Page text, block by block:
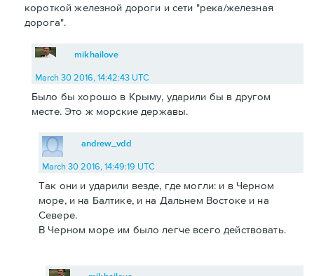
короткой железной дороги и сети "река/железная
дорога".
mikhailove
March 30 2016, 14:42:43 UTC
Было бы хорошо в Крыму, ударили бы в другом
месте. Это ж морские державы.
andrew_vdd
March 30 2016, 14:49:19 UTC
Так они и ударили везде, где могли: и в Черном
море, и на Балтике, и на Дальнем Востоке и на
Севере.
В Черном море им было легче всего действовать.